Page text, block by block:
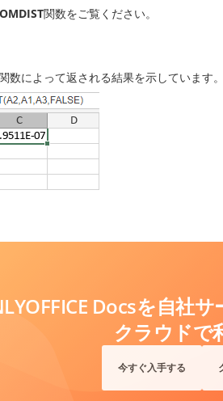
関数をご覧ください。
数によって返される結果を示しています。
Docsを自社
クラウドで
今すぐ入手する